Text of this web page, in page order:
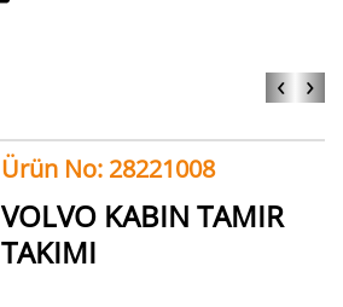
‹ ›
Ürün No: 28221008
VOLVO KABIN TAMIR
TAKIMI